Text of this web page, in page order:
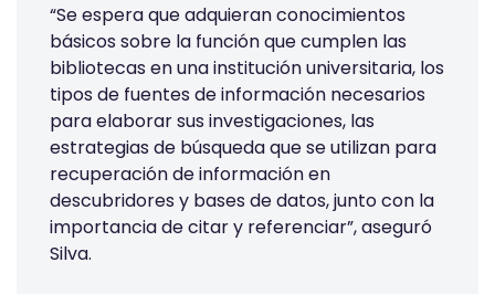
“Se espera que adquieran conocimientos
básicos sobre la función que cumplen las
bibliotecas en una institución universitaria, los
tipos de fuentes de información necesarios
para elaborar sus investigaciones, las
estrategias de búsqueda que se utilizan para
recuperación de información en
descubridores y bases de datos, junto con la
importancia de citar y referenciar”, aseguró
Silva.